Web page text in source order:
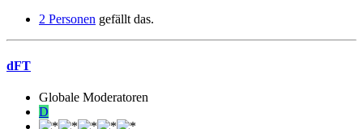
2 Personen gefällt das.
dFT
Globale Moderatoren
D